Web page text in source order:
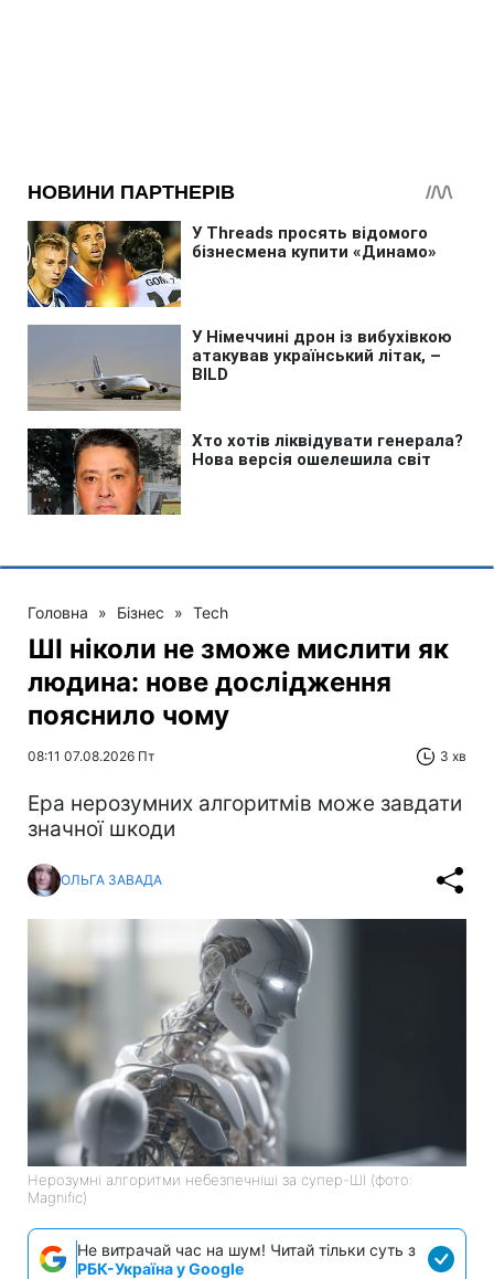
Головна » Бізнес » Tech
ШІ ніколи не зможе мислити як
людина: нове дослідження
пояснило чому
08:11 07.08.2026 Пт 3 хв
Ера нерозумних алгоритмів може завдати
значної шкоди
ОЛЬГА ЗАВАДА
Нерозумні алгоритми небезпечніші за супер-ШІ (фото:
Magnific)
Не витрачай час на шум! Читай тільки суть з
РБК-Україна у Google